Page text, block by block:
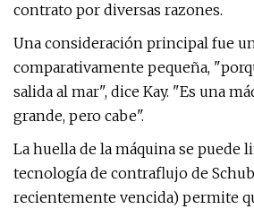
contrato por diversas razones.
Una consideración principal fue
comparativamente pequeña,
salida al mar", dice Kay. "Es una
grande, pero cabe".
La huella de la máquina se puede
tecnología de contraflujo de
recientemente vencida) permite